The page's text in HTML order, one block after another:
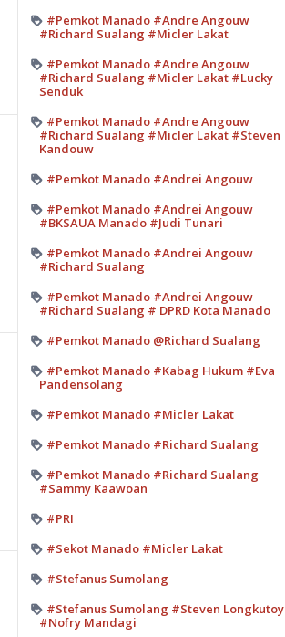
#Pemkot Manado #Andre Angouw
#Richard Sualang #Micler Lakat
#Pemkot Manado #Andre Angouw
#Richard Sualang #Micler Lakat #Lucky
Senduk
#Pemkot Manado #Andre Angouw
#Richard Sualang #Micler Lakat #Steven
Kandouw
#Pemkot Manado #Andrei Angouw
#Pemkot Manado #Andrei Angouw
#BKSAUA Manado #Judi Tunari
#Pemkot Manado #Andrei Angouw
#Richard Sualang
#Pemkot Manado #Andrei Angouw
#Richard Sualang # DPRD Kota Manado
#Pemkot Manado @Richard Sualang
#Pemkot Manado #Kabag Hukum #Eva
Pandensolang
#Pemkot Manado #Micler Lakat
#Pemkot Manado #Richard Sualang
#Pemkot Manado #Richard Sualang
#Sammy Kaawoan
#PRI
#Sekot Manado #Micler Lakat
#Stefanus Sumolang
#Stefanus Sumolang #Steven Longkutoy
#Nofry Mandagi